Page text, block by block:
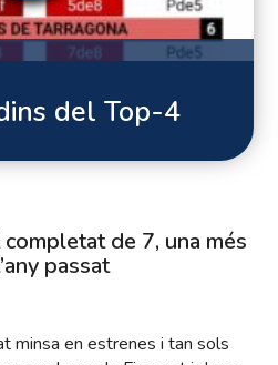
del Top-4
de 7, una més
passat
minsa en estrenes i tan sols